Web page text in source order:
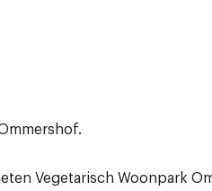
Vegetarisch Woonpark